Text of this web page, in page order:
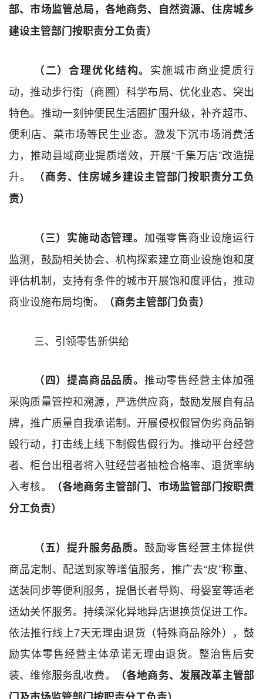
部、市场监管总局，各地商务、 自然资源、住房城乡
建设主管部门按职责分工负责）
（二）合理优化结构。 实施城市商业提质行
动，推动步行街（商圈）科学布局、优化业态、突出
特色。推动一刻钟便民生活圈扩围升级，补齐超市、
便利店、菜市场等民生业态。 激发下沉市场消费活
力， 推动县域商业提质增效， 开展“千集万店”改造提
升。
（商务、住房城乡建设主管部门按职责分工负
责）
（三）实施动态管理。 加强零售商业设施运行
监测，鼓励相关协会、机构探索建立商业设施饱和度
评估机制， 支持有条件的城市开展饱和度评估，推动
商业设施布局均衡。 （商务主管部门负责）
三、 引领零售新供给
（四）提高商品品质。 推动零售经营主体加强
采购质量管控和溯源，严选供应商， 鼓励发展自有品
牌，推广质量自我承诺制。开展侵权假冒伪劣商品销
毁行动，打击线上线下制假售假行为。推动平台经营
者、柜台出租者将入驻经营者抽检合格率、退货率纳
入考核。
（各地商务主管部门、市场监管部门按职责
分工负责）
（五）提升服务品质。 鼓励零售经营主体提供
商品定制、配送到家等增值服务，推广去“皮”称重、
送装同步等便利服务，提倡长者导购、母婴室等适老
适幼关怀服务。持续深化异地异店退换货促进工作。
依法推行线上7天无理由退货（特殊商品除外），鼓
励实体零售经营主体承诺无理由退货。整治售后安
装、维修服务乱收费。
（各地商务、发展改革主管部